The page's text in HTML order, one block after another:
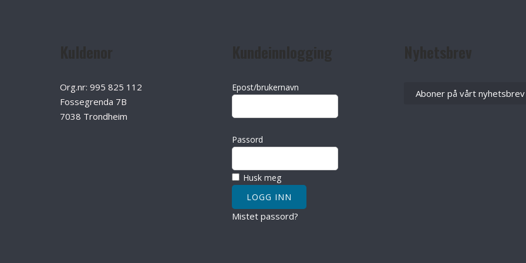
Org.nr: 995 825 112
Fossegrenda 7B
7038 Trondheim
Epost/brukernavn
Passord
Husk meg
Mistet passord?
Aboner på vårt nyhetsbrev